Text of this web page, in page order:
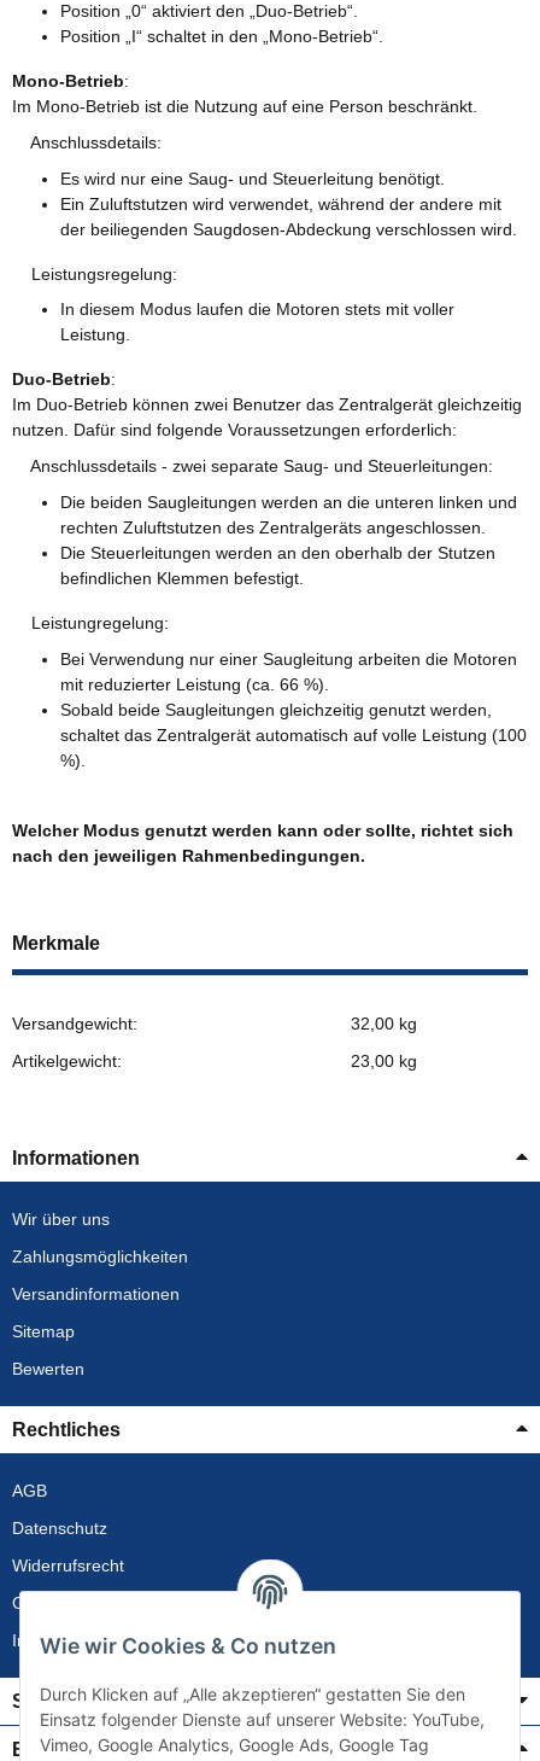
Position „0“ aktiviert den „Duo-Betrieb“.
Position „I“ schaltet in den „Mono-Betrieb“.
Mono-Betrieb:
Im Mono-Betrieb ist die Nutzung auf eine Person beschränkt.
Anschlussdetails:
Es wird nur eine Saug- und Steuerleitung benötigt.
Ein Zuluftstutzen wird verwendet, während der andere mit
der beiliegenden Saugdosen-Abdeckung verschlossen wird.
Leistungsregelung:
In diesem Modus laufen die Motoren stets mit voller
Leistung.
Duo-Betrieb:
Im Duo-Betrieb können zwei Benutzer das Zentralgerät gleichzeitig
nutzen. Dafür sind folgende Voraussetzungen erforderlich:
Anschlussdetails - zwei separate Saug- und Steuerleitungen:
Die beiden Saugleitungen werden an die unteren linken und
rechten Zuluftstutzen des Zentralgeräts angeschlossen.
Die Steuerleitungen werden an den oberhalb der Stutzen
befindlichen Klemmen befestigt.
Leistungregelung:
Bei Verwendung nur einer Saugleitung arbeiten die Motoren
mit reduzierter Leistung (ca. 66 %).
Sobald beide Saugleitungen gleichzeitig genutzt werden,
schaltet das Zentralgerät automatisch auf volle Leistung (100
%).
Welcher Modus genutzt werden kann oder sollte, richtet sich
nach den jeweiligen Rahmenbedingungen.
Merkmale
Versandgewicht:
32,00 kg
Artikelgewicht:
23,00 kg
Informationen
Wir über uns
Zahlungsmöglichkeiten
Versandinformationen
Sitemap
Bewerten
Rechtliches
AGB
Datenschutz
Widerrufsrecht
Gewährleistung
Impressum
Service
Bezahlung & Versand
Wie wir Cookies & Co nutzen
Durch Klicken auf „Alle akzeptieren“ gestatten Sie den
Einsatz folgender Dienste auf unserer Website: YouTube,
Vimeo, Google Analytics, Google Ads, Google Tag